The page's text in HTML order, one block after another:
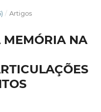
/ Artigos
MEMÓRIA NA